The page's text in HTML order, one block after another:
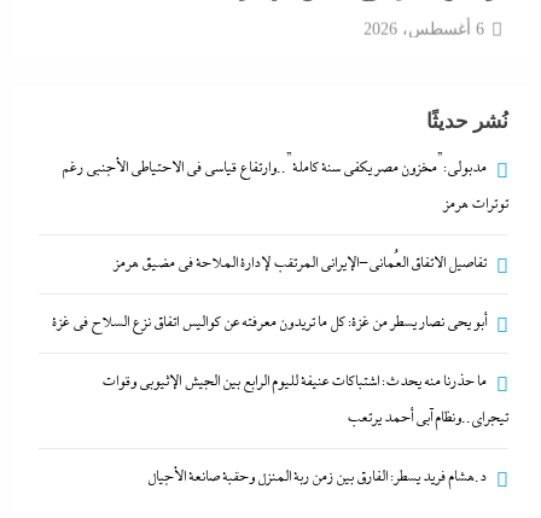
الجيش الإثيوبي وقوات تيجراي..ونظام آبي أحمد يرتعب
6 أغسطس، 2026
في الاحتياطي الأجنبي رغم توترات هرمز
تفاصيل الاتفاق العُماني-الإيراني المرتقب لإدارة الملاحة
في مضيق هرمز
نُشر حديثًا
مدبولي:”مخزون مصر يكفي سنة كاملة”..وارتفاع قياسي في الاحتياطي الأجنبي رغم
توترات هرمز
تفاصيل الاتفاق العُماني-الإيراني المرتقب لإدارة الملاحة في مضيق هرمز
أبو يحى نصار يسطر من غزة: كل ما تريدون معرفته عن كواليس اتفاق نزع السلاح في غزة
ما حذرنا منه يحدث: اشتباكات عنيفة لليوم الرابع بين الجيش الإثيوبي وقوات
تيجراي..ونظام آبي أحمد يرتعب
د.هشام فريد يسطر: الفارق بين زمن ربة المنزل وحقبة صانعة الأجيال